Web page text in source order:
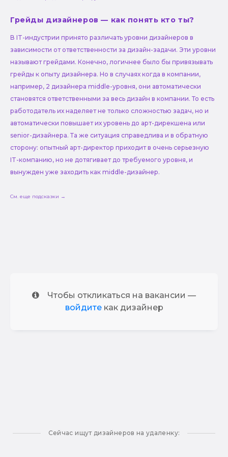
Грейды дизайнеров — как понять кто ты?
В IT-индустрии принято различать уровни дизайнеров в
зависимости от ответственности за дизайн-задачи. Эти уровни
называют грейдами. Конечно, логичнее было бы привязывать
грейды к опыту дизайнера. Но в случаях когда в компании,
например, 2 дизайнера middle-уровня, они автоматически
становятся ответственными за весь дизайн в компании. То есть
работодатель их наделяет не только сложностью задач, но и
автоматически повышает их уровень до арт-дирекшена или
senior-дизайнера. Та же ситуация справедлива и в обратную
сторону: опытный арт-директор приходит в очень серьезную
IT-компанию, но не дотягивает до требуемого уровня, и
вынужден уже заходить как middle-дизайнер.
См. еще подсказки →
Чтобы откликаться на вакансии —
войдитекак дизайнер
Сейчас ищут дизайнеров на удаленку: